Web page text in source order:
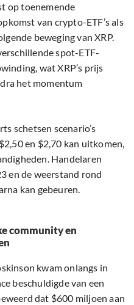
op toenemende
van crypto-ETF’s als
beweging van XRP.
spot-ETF-
wat XRP’s prijs
het momentum
schetsen scenario’s
en $2,70 kan uitkomen,
Handelaren
en de weerstand rond
kan gebeuren.
community en
kwam onlangs in
beschuldigde van een
dat $600 miljoen aan